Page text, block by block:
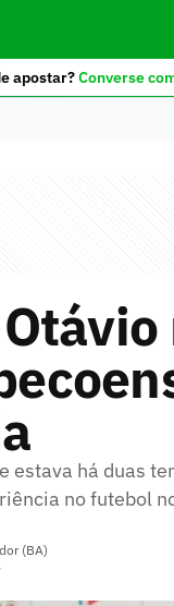
apostar?Converse
estava há duas
no futebol
(BA)